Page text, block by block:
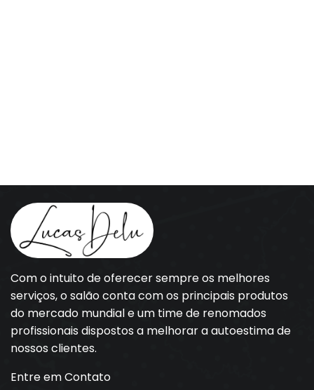
Com o intuito de oferecer sempre os melhores
serviços, o salão conta com os principais produtos
do mercado mundial e um time de renomados
profissionais dispostos a melhorar a autoestima de
nossos clientes.
Entre em Contato